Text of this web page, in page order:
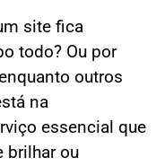
site fica
todo? Ou por
outros
na
essencial que
brilhar ou